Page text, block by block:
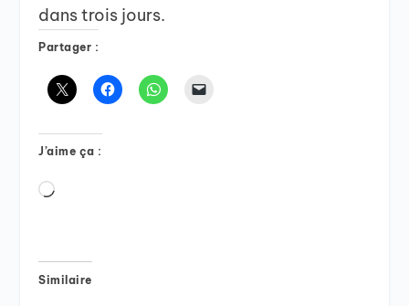
dans trois jours.
Partager :
J’aime ça :
Chargement…
Similaire